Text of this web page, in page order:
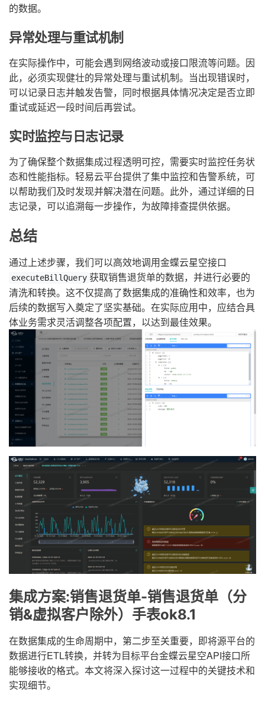
的数据。
异常处理与重试机制
在实际操作中，可能会遇到网络波动或接口限流等问题。因
此，必须实现健壮的异常处理与重试机制。当出现错误时，
可以记录日志并触发告警，同时根据具体情况决定是否立即
重试或延迟一段时间后再尝试。
实时监控与日志记录
为了确保整个数据集成过程透明可控，需要实时监控任务状
态和性能指标。轻易云平台提供了集中监控和告警系统，可
以帮助我们及时发现并解决潜在问题。此外，通过详细的日
志记录，可以追溯每一步操作，为故障排查提供依据。
总结
通过上述步骤，我们可以高效地调用金蝶云星空接口
executeBillQuery 获取销售退货单的数据，并进行必要的
清洗和转换。这不仅提高了数据集成的准确性和效率，也为
后续的数据写入奠定了坚实基础。在实际应用中，应结合具
体业务需求灵活调整各项配置，以达到最佳效果。
集成方案:销售退货单-销售退货单（分
销&虚拟客户除外）手表ok8.1
在数据集成的生命周期中，第二步至关重要，即将源平台的
数据进行ETL转换，并转为目标平台金蝶云星空API接口所
能够接收的格式。本文将深入探讨这一过程中的关键技术和
实现细节。